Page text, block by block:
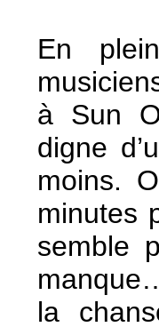
En
à Sun
digne
moins.
minutes
semble
la